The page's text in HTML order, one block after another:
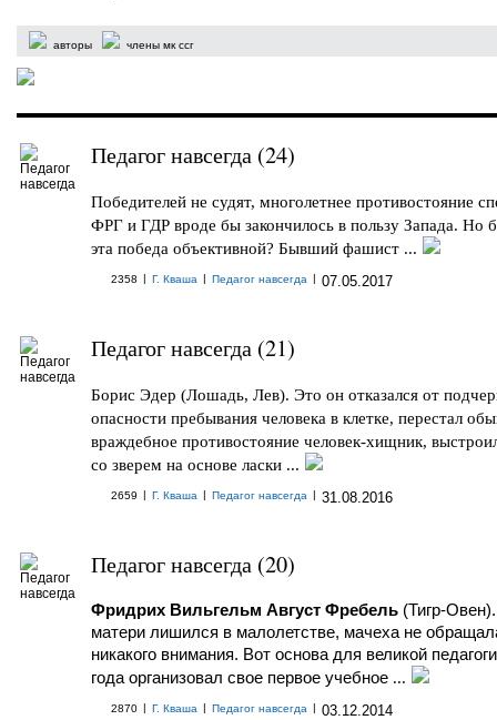
авторы члены мк ссг
Педагог навсегда (24)
Победителей не судят, многолетнее противостояние
ФРГ и ГДР вроде бы закончилось в пользу Запада. Но
эта победа объективной? Бывший фашист ...
2358 | Г. Кваша | Педагог навсегда | 07.05.2017
Педагог навсегда (21)
Борис Эдер (Лошадь, Лев). Это он отказался от
опасности пребывания человека в клетке, перестал
враждебное противостояние человек-хищник,
со зверем на основе ласки ...
2659 | Г. Кваша | Педагог навсегда | 31.08.2016
Педагог навсегда (20)
Фридрих Вильгельм Август Фребель (Тигр-
матери лишился в малолетстве, мачеха не
никакого внимания. Вот основа для великой
года организовал свое первое учебное ...
2870 | Г. Кваша | Педагог навсегда | 03.12.2014